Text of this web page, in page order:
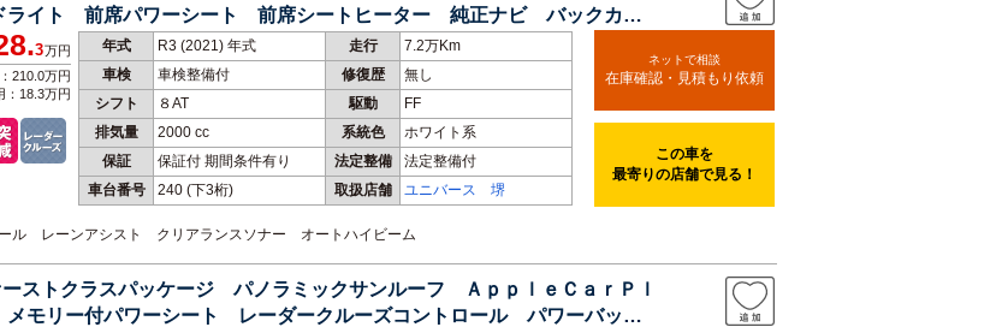
イト 前席パワーシート 前席シートヒーター 純正ナビ バックカメ
年式 R3 (2021) 年式 走行
7.2万Km
車検
車検整備付 修復歴
無し
シフト
８AT 駆動
FF
排気量
2000 cc 系統色
ホワイト系
保証
保証付 期間条件有り 法定整備
法定整備付
車台番号
240 (下3桁) 取扱店舗 ユニバース 堺
3万円
210.0万円
：18.3万円
ル レーンアシスト クリアランスソナー オートハイビーム
ネットで相談
在庫確認・見積もり依頼
この車を
最寄りの店舗で見る！
ストクラスパッケージ パノラミックサンルーフ ＡｐｐｌｅＣａｒＰｌ
モリー付パワーシート レーダークルーズコントロール パワーバック